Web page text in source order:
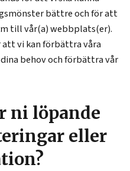
bättre och för att
till vår(a) webbplats(er).
vi kan förbättra våra
behov och förbättra vår
ni löpande
eller